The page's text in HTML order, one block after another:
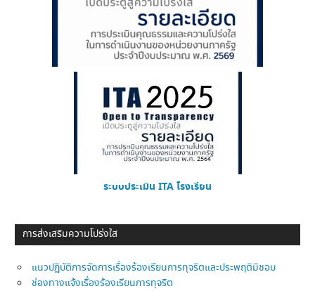
ระบบประเมิน ITA โรงเรียน
การส่งเสริมความโปร่งใส
แนวปฏิบัติการจัดการเรื่องร้องเรียนการทุจริตและประพฤติมิชอบ
ช่องทางแจ้งเรื่องร้องเรียนการทุจริต